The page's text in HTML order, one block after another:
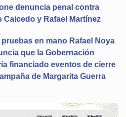
denuncia penal contra
Caicedo y Rafael Martínez
en mano Rafael Noya
que la Gobernación
financiado eventos de cierre
de Margarita Guerra